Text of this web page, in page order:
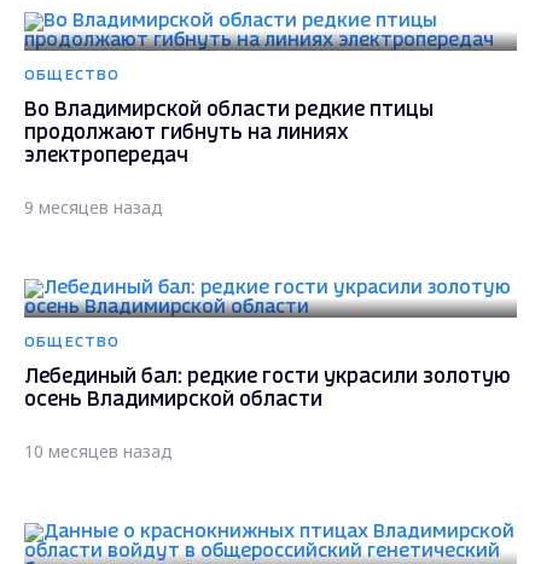
ОБЩЕСТВО
Во Владимирской области редкие птицы
продолжают гибнуть на линиях
электропередач
9 месяцев назад
ОБЩЕСТВО
Лебединый бал: редкие гости украсили золотую
осень Владимирской области
10 месяцев назад